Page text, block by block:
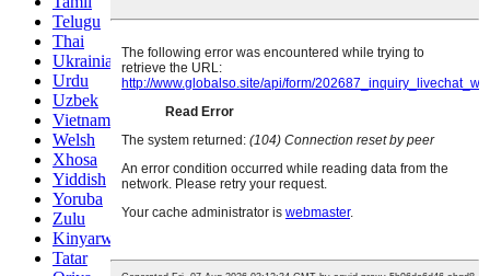
Telugu
Thai
Ukrainian
Urdu
Uzbek
Vietnamese
Welsh
Xhosa
Yiddish
Yoruba
Zulu
Kinyarwanda
Tatar